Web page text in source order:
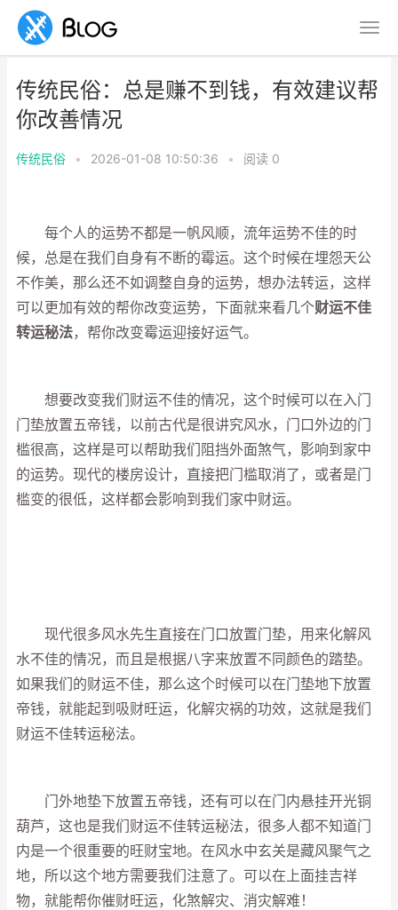
传统民俗：总是赚不到钱，有效建议帮
你改善情况
传统民俗 • 2026-01-08 10:50:36 • 阅读 0
每个人的运势不都是一帆风顺，流年运势不佳的时
候，总是在我们自身有不断的霉运。这个时候在埋怨天公
不作美，那么还不如调整自身的运势，想办法转运，这样
可以更加有效的帮你改变运势，下面就来看几个财运不佳
转运秘法，帮你改变霉运迎接好运气。
想要改变我们财运不佳的情况，这个时候可以在入门
门垫放置五帝钱，以前古代是很讲究风水，门口外边的门
槛很高，这样是可以帮助我们阻挡外面煞气，影响到家中
的运势。现代的楼房设计，直接把门槛取消了，或者是门
槛变的很低，这样都会影响到我们家中财运。
现代很多风水先生直接在门口放置门垫，用来化解风
水不佳的情况，而且是根据八字来放置不同颜色的踏垫。
如果我们的财运不佳，那么这个时候可以在门垫地下放置
帝钱，就能起到吸财旺运，化解灾祸的功效，这就是我们
财运不佳转运秘法。
门外地垫下放置五帝钱，还有可以在门内悬挂开光铜
葫芦，这也是我们财运不佳转运秘法，很多人都不知道门
内是一个很重要的旺财宝地。在风水中玄关是藏风聚气之
地，所以这个地方需要我们注意了。可以在上面挂吉祥
物，就能帮你催财旺运，化煞解灾、消灾解难！